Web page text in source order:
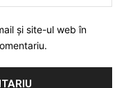
și site-ul web în